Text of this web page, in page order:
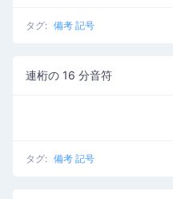
タグ: 備考 記号
連桁の 16 分音符
タグ: 備考 記号